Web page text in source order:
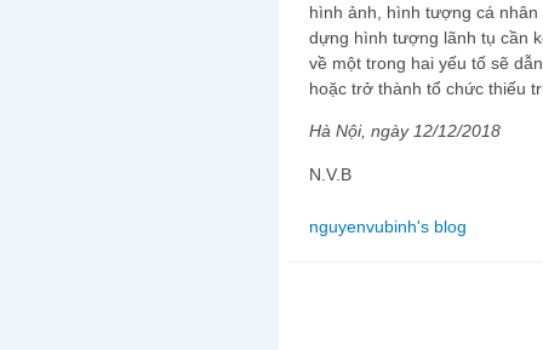
hình ảnh, hình tượng cá
dựng hình tượng lãnh tụ cần
về một trong hai yếu tố sẽ
hoặc trở thành tổ chức thiếu
Hà Nội, ngày 12/12/2018
N.V.B
nguyenvubinh's blog